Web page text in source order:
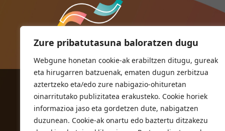
Zure pribatutasuna baloratzen dugu
Webgune honetan cookie-ak erabiltzen ditugu, gureak
eta hirugarren batzuenak, ematen dugun zerbitzua
aztertzeko eta/edo zure nabigazio-ohituretan
oinarritutako publizitatea erakusteko. Cookie horiek
informazioa jaso eta gordetzen dute, nabigatzen
duzunean. Cookie-ak onartu edo baztertu ditzakezu
ORIOKO UDALA
Herriko plaza,1
20810 Orio (Gipuzkoa)
T. 943 83 03 46